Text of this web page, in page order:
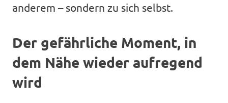
anderem – sondern zu sich selbst.
Der gefährliche Moment, in
dem Nähe wieder aufregend
wird